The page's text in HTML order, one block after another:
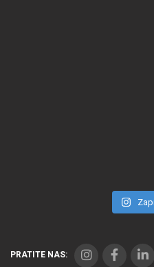
PRATITE NAS: